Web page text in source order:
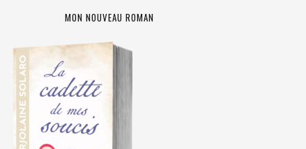
MON NOUVEAU ROMAN